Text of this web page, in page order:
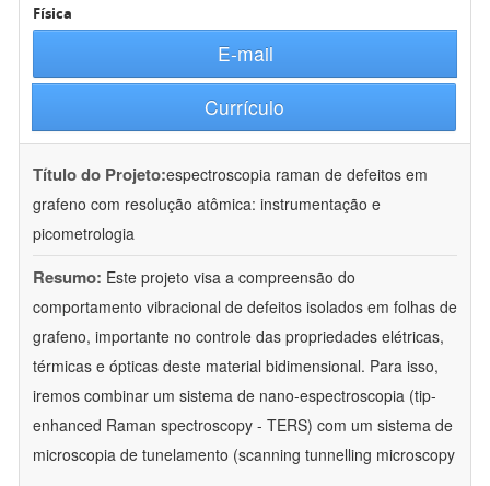
Física
E-mail
Currículo
Título do Projeto:espectroscopia raman de defeitos em
grafeno com resolução atômica: instrumentação e
picometrologia
Resumo: Este projeto visa a compreensão do
comportamento vibracional de defeitos isolados em folhas de
grafeno, importante no controle das propriedades elétricas,
térmicas e ópticas deste material bidimensional. Para isso,
iremos combinar um sistema de nano-espectroscopia (tip-
enhanced Raman spectroscopy - TERS) com um sistema de
microscopia de tunelamento (scanning tunnelling microscopy